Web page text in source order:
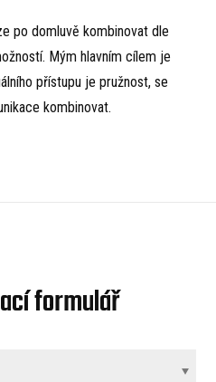
po domluvě kombinovat dle
Mým hlavním cílem je
přístupu je pružnost, se
kombinovat.
formulář